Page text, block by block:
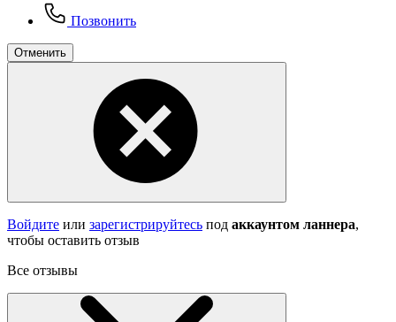
Позвонить
Отменить
Войдите или зарегистрируйтесь под аккаунтом ланнера,
чтобы оставить отзыв
Все отзывы